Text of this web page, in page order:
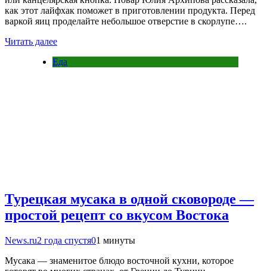
как этот лайфхак поможет в приготовлении продукта. Перед
варкой яиц проделайте небольшое отверстие в скорлупе….
Читать далее
Еда
Турецкая мусака в одной сковороде —
простой рецепт со вкусом Востока
News.ru2 года спустя01 минуты
Мусака — знаменитое блюдо восточной кухни, которое